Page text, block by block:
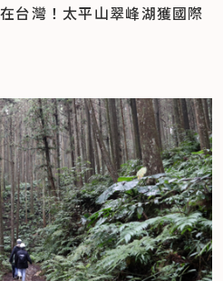
台灣！太平山翠峰湖獲國際